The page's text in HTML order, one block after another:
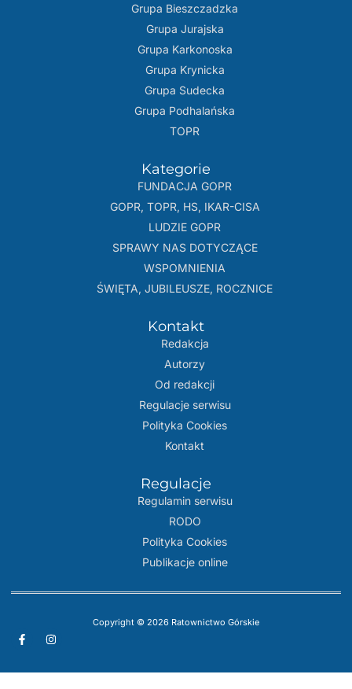
Grupa Bieszczadzka
Grupa Jurajska
Grupa Karkonoska
Grupa Krynicka
Grupa Sudecka
Grupa Podhalańska
TOPR
Kategorie
FUNDACJA GOPR
GOPR, TOPR, HS, IKAR-CISA
LUDZIE GOPR
SPRAWY NAS DOTYCZĄCE
WSPOMNIENIA
ŚWIĘTA, JUBILEUSZE, ROCZNICE
Kontakt
Redakcja
Autorzy
Od redakcji
Regulacje serwisu
Polityka Cookies
Kontakt
Regulacje
Regulamin serwisu
RODO
Polityka Cookies
Publikacje online
Copyright © 2026 Ratownictwo Górskie